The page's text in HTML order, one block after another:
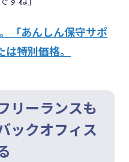
「あんしん保守サポ
特別価格。
リーランスも
ックオフィス